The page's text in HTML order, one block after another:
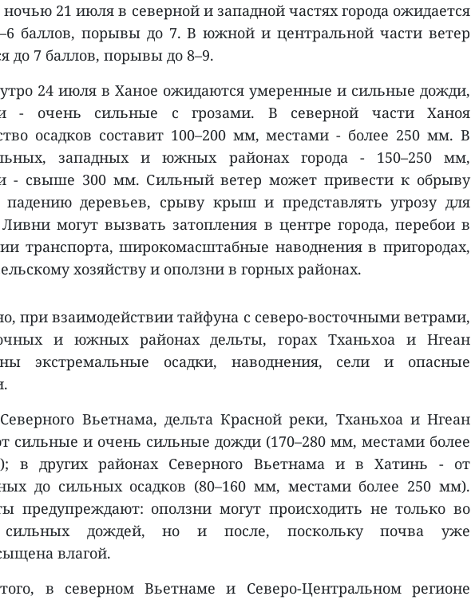
21 июля в северной и западной частях города ожидается
баллов, порывы до 7. В южной и центральной части ветер
до 7 баллов, порывы до 8–9.
24 июля в Ханое ожидаются умеренные и сильные дожди,
- очень сильные с грозами. В северной части Ханоя
осадков составит 100–200 мм, местами - более 250 мм. В
западных и южных районах города - 150–250 мм,
- свыше 300 мм. Сильный ветер может привести к обрыву
падению деревьев, срыву крыш и представлять угрозу для
могут вызвать затопления в центре города, перебои в
транспорта, широкомасштабные наводнения в пригородах,
хозяйству и оползни в горных районах.
при взаимодействии тайфуна с северо-восточными ветрами,
и южных районах дельты, горах Тханьхоа и Нгеан
экстремальные осадки, наводнения, сели и опасные
Вьетнама, дельта Красной реки, Тханьхоа и Нгеан
сильные и очень сильные дожди (170–280 мм, местами более
в других районах Северного Вьетнама и в Хатинь - от
до сильных осадков (80–160 мм, местами более 250 мм).
предупреждают: оползни могут происходить не только во
дождей, но и после, поскольку почва уже
влагой.
в cеверном Вьетнаме и Северо-Центральном регионе